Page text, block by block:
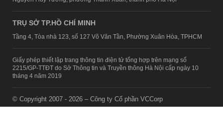
TRỤ SỞ TP.HỒ CHÍ MINH
Tầng 4, Tòa nhà 123, số 127 Võ Văn Tần, Phường Xuân Hòa, TPHCM
Giấy phép thiết lập trang thông tin điện tử tổng hợp trên mạng số
2215/GP-TTĐT do Sở Thông tin và Truyền thông Hà Nội cấp ngày 10
tháng 4 năm 2019
© Copyright 2007 - 2026 – Công ty Cổ phần VCCorp